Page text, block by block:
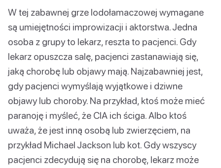
W tej zabawnej grze lodołamaczowej wymagane
są umiejętności improwizacji i aktorstwa. Jedna
osoba z grupy to lekarz, reszta to pacjenci. Gdy
lekarz opuszcza salę, pacjenci zastanawiają się,
jaką chorobę lub objawy mają. Najzabawniej jest,
gdy pacjenci wymyślają wyjątkowe i dziwne
objawy lub choroby. Na przykład, ktoś może mieć
paranoję i myśleć, że CIA ich ściga. Albo ktoś
uważa, że jest inną osobą lub zwierzęciem, na
przykład Michael Jackson lub kot. Gdy wszyscy
pacjenci zdecydują się na chorobę, lekarz może